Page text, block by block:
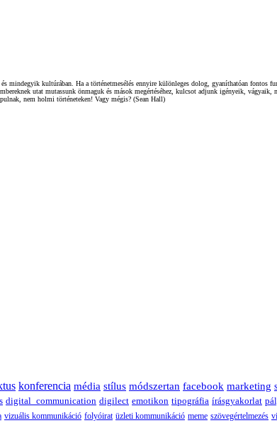
kultúrában. Ha a történetmesélés ennyire különleges dolog, gyaníthatóan fontos
utat mutassunk önmaguk és mások megértéséhez, kulcsot adjunk igényeik, vágyaik,
nem holmi történeteken! Vagy mégis? (Sean Hall)
konferencia média stílus módszertan facebook marketing
digital_communication digilect emotikon tipográfia írásgyakorlat
vizuális kommunikáció folyóirat üzleti kommunikáció meme szövegértelmezés